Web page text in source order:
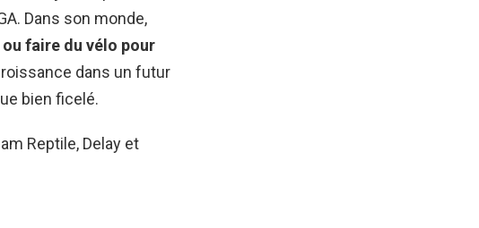
Dans son monde,
faire du vélo pour
dans un futur
bien ficelé.
Reptile, Delay et